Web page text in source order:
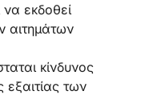
εκδοθεί
αιτημάτων
κίνδυνος
εξαιτίας των